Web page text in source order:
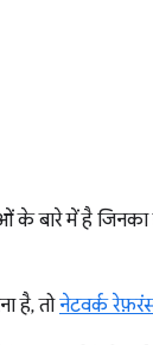
के बारे में है
है, तोनेटवर्क